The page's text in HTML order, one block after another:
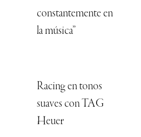
constantemente en
la música”
Racing en tonos
suaves con TAG
Heuer